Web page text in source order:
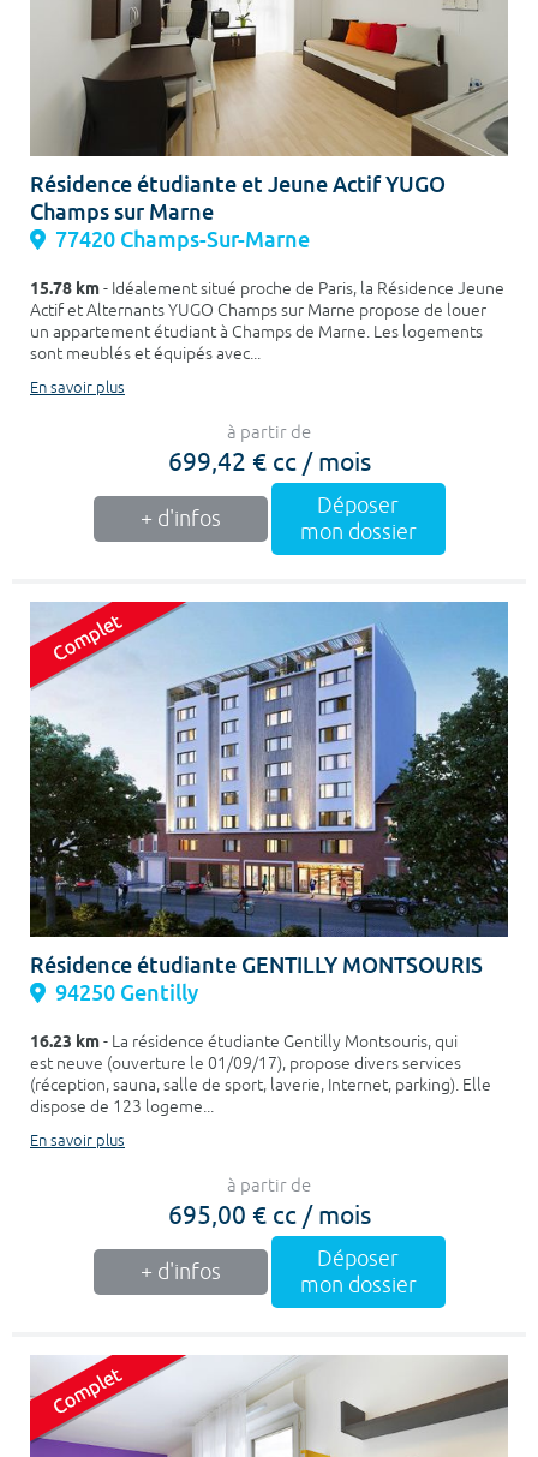
Résidence étudiante et Jeune Actif YUGO
Champs sur Marne
77420 Champs-Sur-Marne
15.78 km- Idéalement situé proche de Paris, la Résidence Jeune
Actif et Alternants YUGO Champs sur Marne propose de louer
un appartement étudiant à Champs de Marne. Les logements
sont meublés et équipés avec...
En savoir plus
à partir de
699,42 € cc / mois
+ d'infos
Déposer
mon dossier
Résidence étudiante GENTILLY MONTSOURIS
94250 Gentilly
16.23 km- La résidence étudiante Gentilly Montsouris, qui
est neuve (ouverture le 01/09/17), propose divers services
(réception, sauna, salle de sport, laverie, Internet, parking). Elle
dispose de 123 logeme...
En savoir plus
à partir de
695,00 € cc / mois
+ d'infos
Déposer
mon dossier